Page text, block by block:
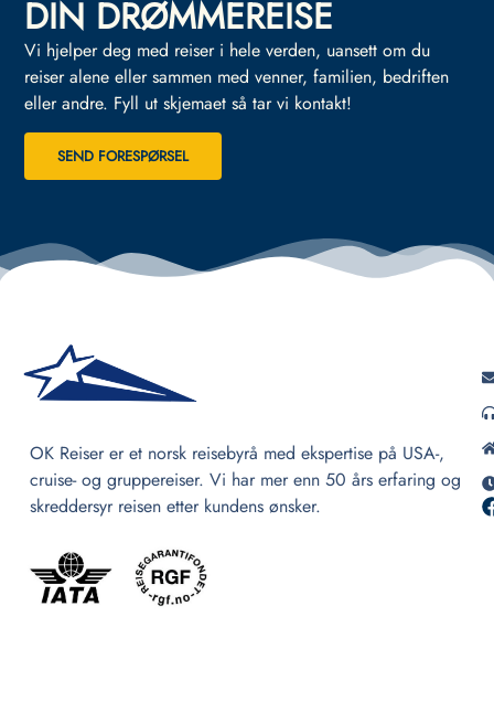
DIN DRØMMEREISE
Vi hjelper deg med reiser i hele verden, uansett om du
reiser alene eller sammen med venner, familien, bedriften
eller andre. Fyll ut skjemaet så tar vi kontakt!
SEND FORESPØRSEL
OK Reiser er et norsk reisebyrå med ekspertise på USA-,
cruise- og gruppereiser. Vi har mer enn 50 års erfaring og
skreddersyr reisen etter kundens ønsker.